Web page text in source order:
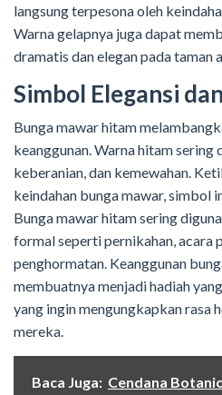
langsung terpesona oleh
Warna gelapnya juga dapat
dramatis dan elegan pada taman
Simbol Elegansi
Bunga mawar hitam
keanggunan. Warna hitam
keberanian, dan kemewahan.
keindahan bunga mawar, simbol
Bunga mawar hitam sering
formal seperti pernikahan, acara
penghormatan. Keanggunan
membuatnya menjadi hadiah
yang ingin mengungkapkan rasa
mereka.
Baca Juga: Cendana